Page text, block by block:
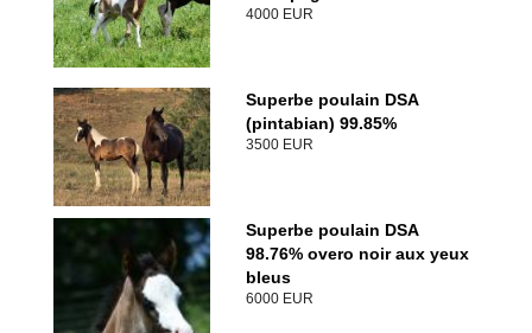
4000 EUR
Superbe poulain DSA
(pintabian) 99.85%
3500 EUR
Superbe poulain DSA
98.76% overo noir aux yeux
bleus
6000 EUR